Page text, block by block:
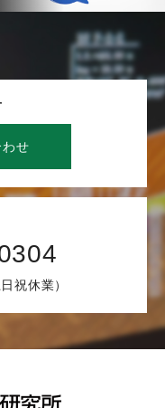
わせ
祝休業）